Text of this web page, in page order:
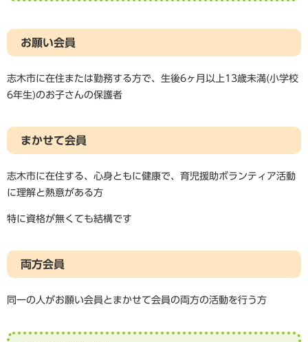
お願い会員
志木市に在住または勤務する方で、生後6ヶ月以上13歳未満(小学校
6年生)のお子さんの保護者
まかせて会員
志木市に在住する、心身ともに健康で、育児援助ボランティア活動
に理解と熱意がある方
特に資格が無くても結構です
両方会員
同一の人がお願い会員とまかせて会員の両方の活動を行う方